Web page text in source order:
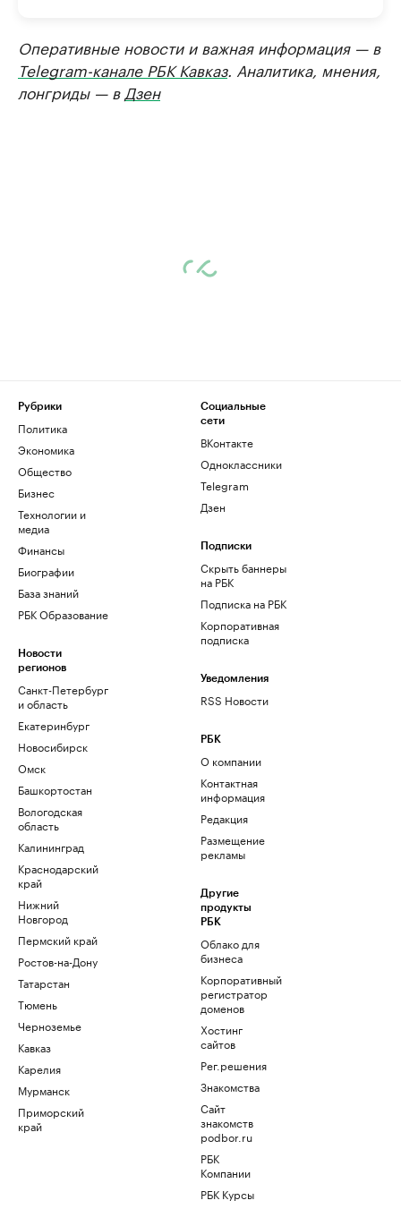
Оперативные новости и важная информация — в
Telegram-канале РБК Кавказ. Аналитика, мнения,
лонгриды — в Дзен
Рубрики
Политика
Экономика
Общество
Бизнес
Технологии и
медиа
Финансы
Биографии
База знаний
РБК Образование
Новости
регионов
Санкт-Петербург
и область
Екатеринбург
Новосибирск
Омск
Башкортостан
Вологодская
область
Калининград
Краснодарский
край
Нижний
Новгород
Пермский край
Ростов-на-Дону
Татарстан
Тюмень
Черноземье
Кавказ
Карелия
Мурманск
Приморский
край
Социальные
сети
ВКонтакте
Одноклассники
Telegram
Дзен
Подписки
Скрыть баннеры
на РБК
Подписка на РБК
Корпоративная
подписка
Уведомления
RSS Новости
РБК
О компании
Контактная
информация
Редакция
Размещение
рекламы
Другие
продукты
РБК
Облако для
бизнеса
Корпоративный
регистратор
доменов
Хостинг
сайтов
Рег.решения
Знакомства
Сайт
знакомств
podbor.ru
РБК
Компании
РБК Курсы